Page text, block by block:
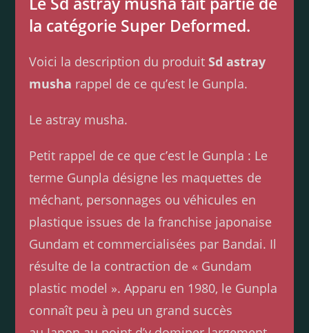
la catégorie Super Deformed.
Voici la description du produitSd astray
musha rappel de ce qu’est le Gunpla.
Le astray musha.
Petit rappel de ce que c’est le Gunpla : Le
terme Gunpla désigne les maquettes de
méchant, personnages ou véhicules en
plastique issues de la franchise japonaise
Gundam et commercialisées par Bandai. Il
résulte de la contraction de « Gundam
plastic model ». Apparu en 1980, le Gunpla
connaît peu à peu un grand succès